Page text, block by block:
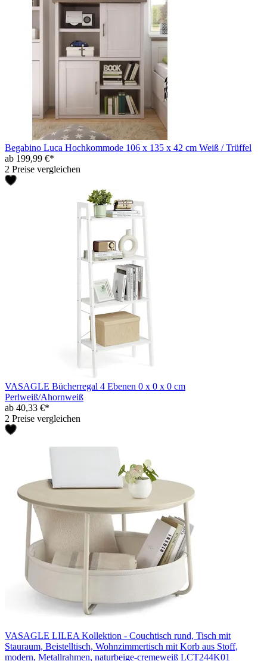
Begabino Luca Hochkommode 106 x 135 x 42 cm Weiß / Trüffel
ab 199,99 €*
2 Preise vergleichen
VASAGLE Bücherregal 4 Ebenen 0 x 0 x 0 cm
Perlweiß/Ahornweiß
ab 40,33 €*
2 Preise vergleichen
VASAGLE LILEA Kollektion - Couchtisch rund, Tisch mit
Stauraum, Beistelltisch, Wohnzimmertisch mit Korb aus Stoff,
modern, Metallrahmen, naturbeige-cremeweiß LCT244K01